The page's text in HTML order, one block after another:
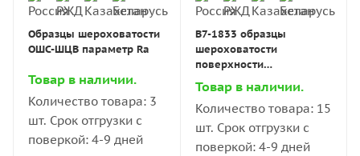
Образцы шероховатости
ОШС-ШЦВ параметр Ra
Товар в наличии.
Количество товара: 3
шт. Срок отгрузки с
поверкой: 4-9 дней
В7-1833 образцы
шероховатости
поверхности
(сравнения); ГОСТ 9378-
93; параметр Rz
номиналы:
Товар в наличии.
Количество товара: 15
шт. Срок отгрузки с
поверкой: 4-9 дней